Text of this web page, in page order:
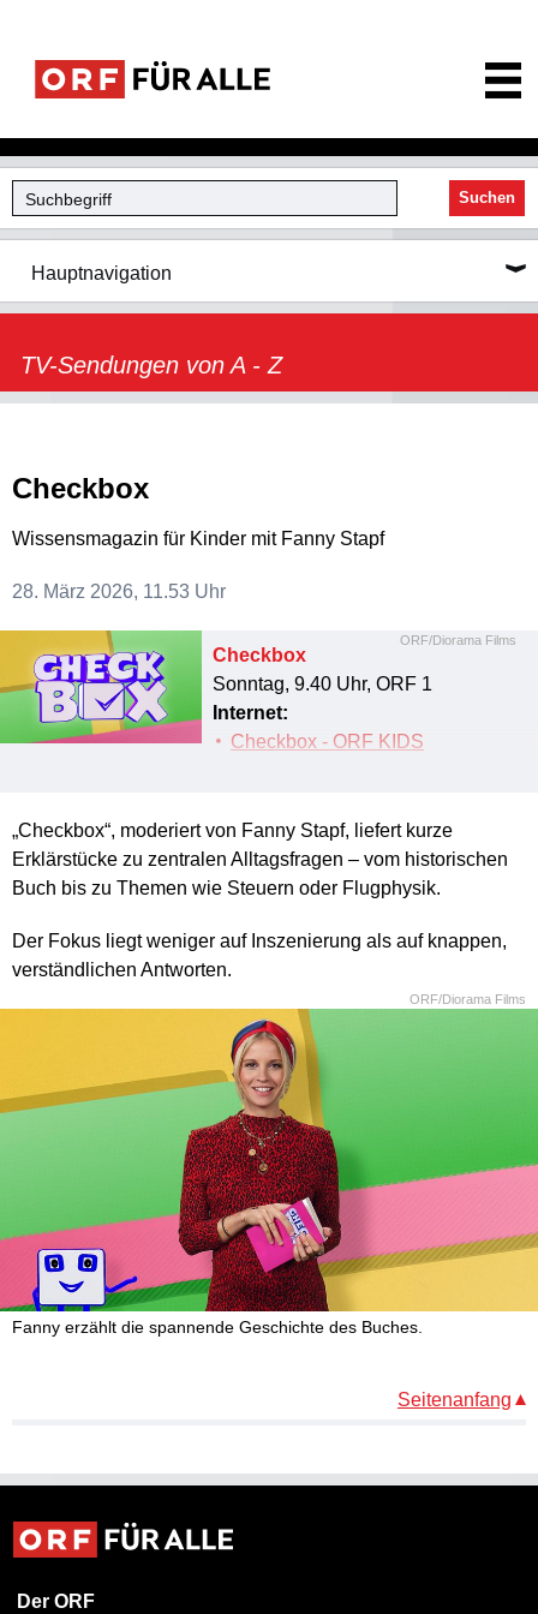
Suchen
Hauptnavigation
TV-Sendungen von A - Z
Checkbox
Wissensmagazin für Kinder mit Fanny Stapf
28. März 2026, 11.53 Uhr
ORF/Diorama Films
Checkbox
Sonntag, 9.40 Uhr, ORF 1
Internet:
Checkbox - ORF KIDS
„Checkbox“, moderiert von Fanny Stapf, liefert kurze
Erklärstücke zu zentralen Alltagsfragen – vom historischen
Buch bis zu Themen wie Steuern oder Flugphysik.
Der Fokus liegt weniger auf Inszenierung als auf knappen,
verständlichen Antworten.
ORF/Diorama Films
Fanny erzählt die spannende Geschichte des Buches.
Seitenanfang
Der ORF